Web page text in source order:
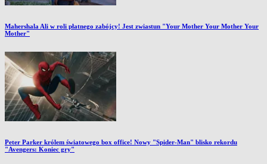
Mahershala Ali w roli płatnego zabójcy! Jest zwiastun "Your Mother Your Mother Your
Mother"
Peter Parker królem światowego box office! Nowy "Spider-Man" blisko rekordu
"Avengers: Koniec gry"